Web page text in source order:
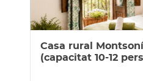
Casa rural
(capacitat 10-12